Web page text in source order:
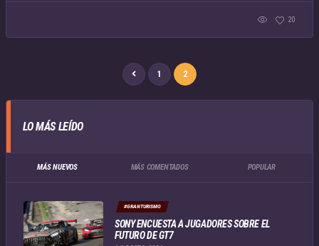
20
1 2
LO MÁS LEÍDO
MÁS NUEVOS MÁS COMENTADOS POPULAR
#GRANTURISMO
SONY ENCUESTA A JUGADORES SOBRE EL
FUTURO DE GT7